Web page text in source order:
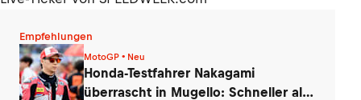
Empfehlungen
MotoGP • Neu
Honda-Testfahrer Nakagami
überrascht in Mugello: Schneller als